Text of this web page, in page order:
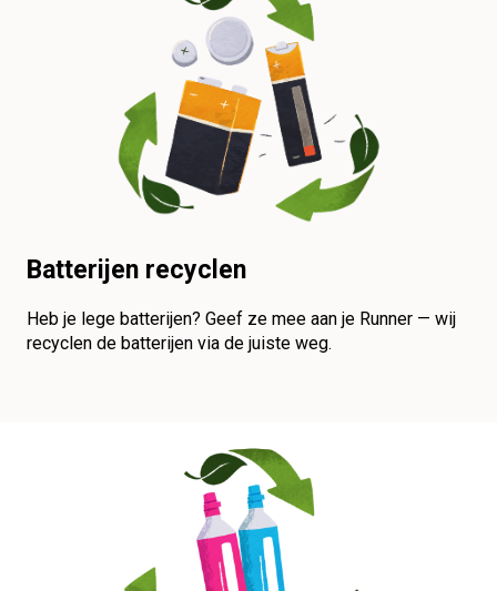
Batterijen recyclen
Heb je lege batterijen? Geef ze mee aan je Runner — wij
recyclen de batterijen via de juiste weg.